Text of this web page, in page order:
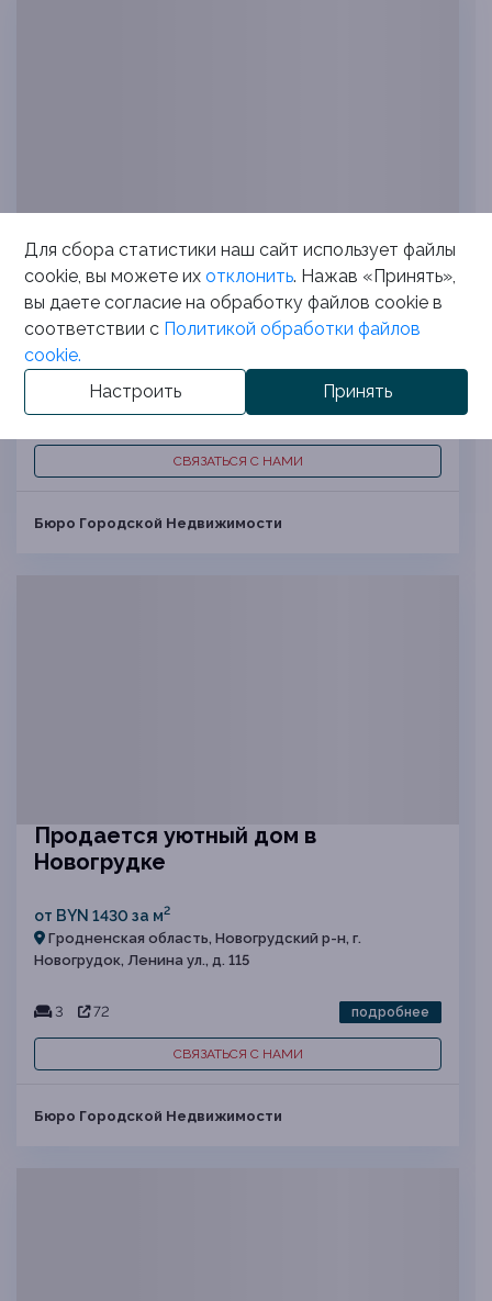
Дом Вашей мечты
от BYN 2543 за м
Минская область, Столбцовский р-н, г. Столбцы,
Магистральная ул., д. 30
3 92.4 подробнее
СВЯЗАТЬСЯ С НАМИ
Бюро Городской Недвижимости
Продается уютный дом в
Новогрудке
от BYN 1430 за м2
Гродненская область, Новогрудский р-н, г.
Новогрудок, Ленина ул., д. 115
3 72 подробнее
СВЯЗАТЬСЯ С НАМИ
Бюро Городской Недвижимости
Для сбора статистики наш сайт использует файлы
cookie, вы можете их отклонить. Нажав «Принять»,
вы даете согласие на обработку файлов cookie в
соответствии с Политикой обработки файлов
cookie.
Настроить
Принять